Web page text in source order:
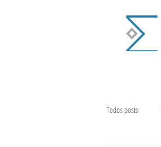
Todos posts